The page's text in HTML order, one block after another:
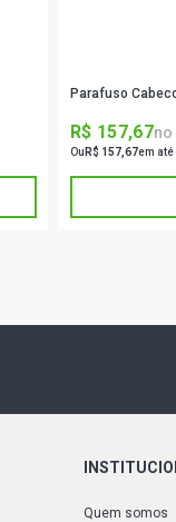
Parafuso
R$ 157,67no
Ou R$ 157,67em até
Quem somos